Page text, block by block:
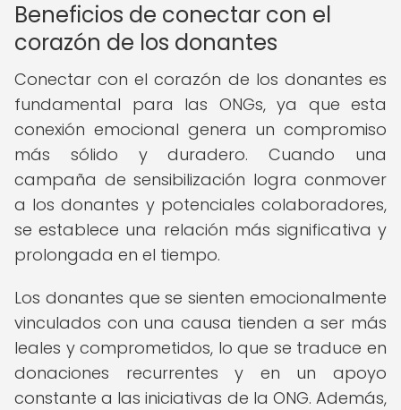
Beneficios de conectar con el
corazón de los donantes
Conectar con el corazón de los donantes es
fundamental para las ONGs, ya que esta
conexión emocional genera un compromiso
más sólido y duradero. Cuando una
campaña de sensibilización logra conmover
a los donantes y potenciales colaboradores,
se establece una relación más significativa y
prolongada en el tiempo.
Los donantes que se sienten emocionalmente
vinculados con una causa tienden a ser más
leales y comprometidos, lo que se traduce en
donaciones recurrentes y en un apoyo
constante a las iniciativas de la ONG. Además,